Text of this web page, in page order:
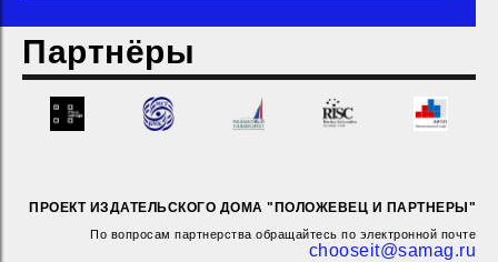
Партнёры
ПРОЕКТ ИЗДАТЕЛЬСКОГО ДОМА "ПОЛОЖЕВЕЦ И ПАРТНЕРЫ"
По вопросам партнерства обращайтесь по электронной почте
chooseit@samag.ru